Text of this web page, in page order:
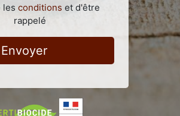
les conditions et d'être
rappelé
Envoyer